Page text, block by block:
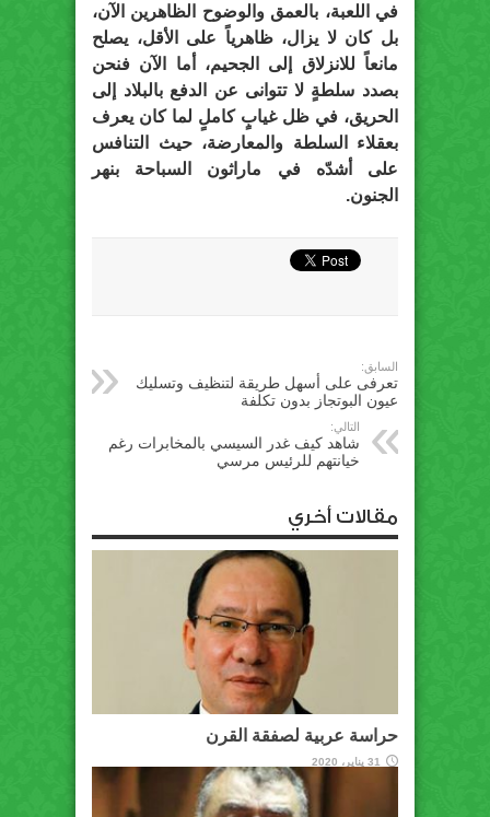
في اللعبة، بالعمق والوضوح الظاهرين الآن،
بل كان لا يزال، ظاهرياً على الأقل، يصلح
مانعاً للانزلاق إلى الجحيم، أما الآن فنحن
بصدد سلطةٍ لا تتوانى عن الدفع بالبلاد إلى
الحريق، في ظل غيابٍ كاملٍ لما كان يعرف
بعقلاء السلطة والمعارضة، حيث التنافس
على أشدّه في ماراثون السباحة بنهر
الجنون.
السابق:
تعرفى على أسهل طريقة لتنظيف وتسليك
عيون البوتجاز بدون تكلفة
التالي:
شاهد كيف غدر السيسي بالمخابرات رغم
خيانتهم للرئيس مرسي
مقالات أخري
حراسة عربية لصفقة القرن
31 يناير، 2020